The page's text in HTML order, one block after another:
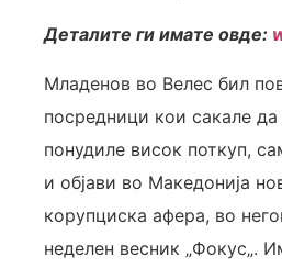
Деталите ги имате овде:
Младенов во Велес бил
посредници кои сакале
понудиле висок поткуп,
и објави во Македонија
корупциска афера, во
неделен весник „Фокус„.